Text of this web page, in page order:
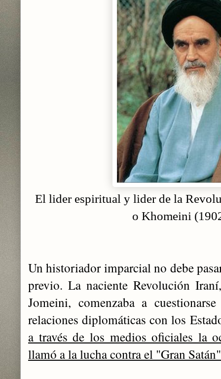
El lider espiritual y lider de la
o Khomeini
Un historiador imparcial no debe
previo. La naciente Revolución
Jomeini, comenzaba a
relaciones diplomáticas con los
a través de los medios oficiales la
llamó a la lucha contra el "Gran Satán"